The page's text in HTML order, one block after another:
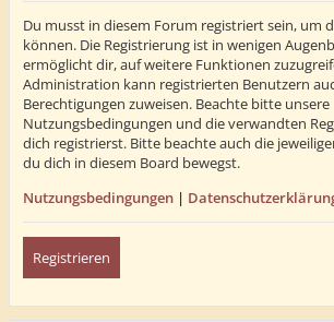
Du musst in diesem Forum registriert sein, um
können. Die Registrierung ist in wenigen
ermöglicht dir, auf weitere Funktionen
Administration kann registrierten Benutzern
Berechtigungen zuweisen. Beachte bitte unsere
Nutzungsbedingungen und die verwandten
dich registrierst. Bitte beachte auch die
du dich in diesem Board bewegst.
Nutzungsbedingungen |
Registrieren